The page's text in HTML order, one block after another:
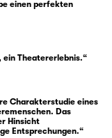
Waffen des
damit in
ist dabei
— und allein
immer
einen perfekten
Theatererlebnis.“
Charakterstudie eines
Das
Hinsicht
Entsprechungen.“